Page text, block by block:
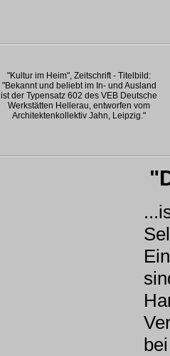
"Kultur im Heim", Zeitschrift - Titelbild:
"Bekannt und beliebt im In- und Ausland
ist der Typensatz 602 des VEB Deutsche
Werkstätten Hellerau, entworfen vom
Architektenkollektiv Jahn, Leipzig."